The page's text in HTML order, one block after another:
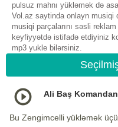
pulsuz mahnı yükləmək də
Vol.az saytinda onlayn musiqi
musiqi parçalarını səsli
keyfiyyətdə istifadə etdiyiniz
mp3 yukle bilərsiniz.
Ali Baş
Bu Zengimcelli yükləmək